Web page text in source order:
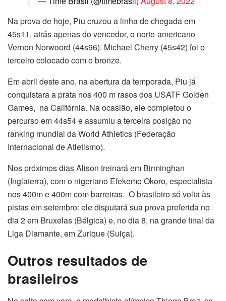
Na prova de hoje, Piu cruzou a linha de chegada em
45s11, atrás apenas do vencedor, o norte-americano
Vernon Norwoord (44s96). Michael Cherry (45s42) foi o
terceiro colocado com o bronze.
Em abril deste ano, na abertura da temporada, Piu já
conquistara a prata nos 400 m rasos dos USATF Golden
Games, na Califórnia. Na ocasião, ele completou o
percurso em 44s54 e assumiu a terceira posição no
ranking mundial da World Athletics (Federação
Internacional de Atletismo).
Nos próximos dias Alison treinará em Birminghan
(Inglaterra), com o nigeriano Efekemo Okoro, especialista
nos 400m e 400m com barreiras. O brasileiro só volta às
pistas em setembro: ele disputará sua prova preferida no
dia 2 em Bruxelas (Bélgica) e, no dia 8, na grande final da
Liga Diamante, em Zurique (Suiça).
Outros resultados de
brasileiros